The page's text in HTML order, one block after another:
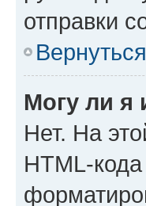
отправки
Могу ли я
Нет. На
HTML-